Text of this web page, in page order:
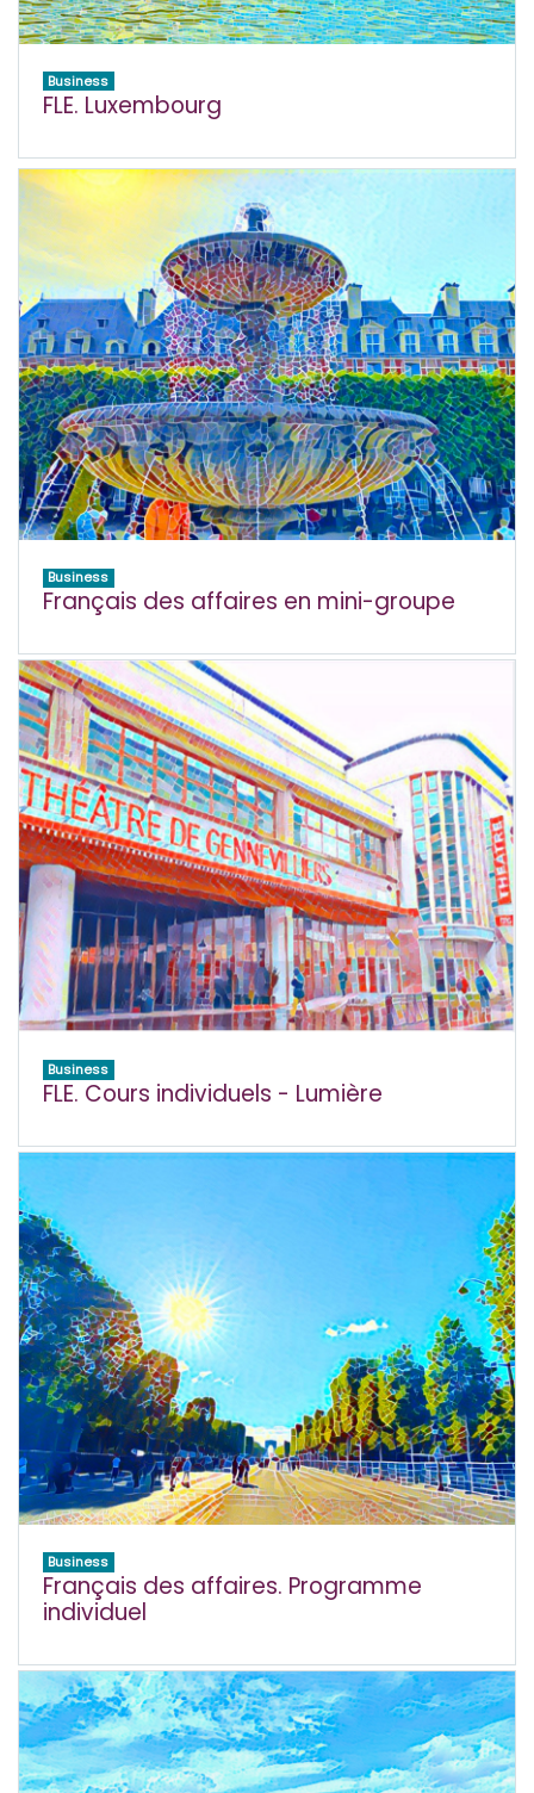
Business
FLE. Luxembourg
Business
Français des affaires en mini-groupe
Business
FLE. Cours individuels - Lumière
Business
Français des affaires. Programme
individuel